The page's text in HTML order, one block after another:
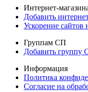
Интернет-
Добавить
Ускорение сайтов
Группам СП
Добавить группу
Информация
Политика
Согласие на